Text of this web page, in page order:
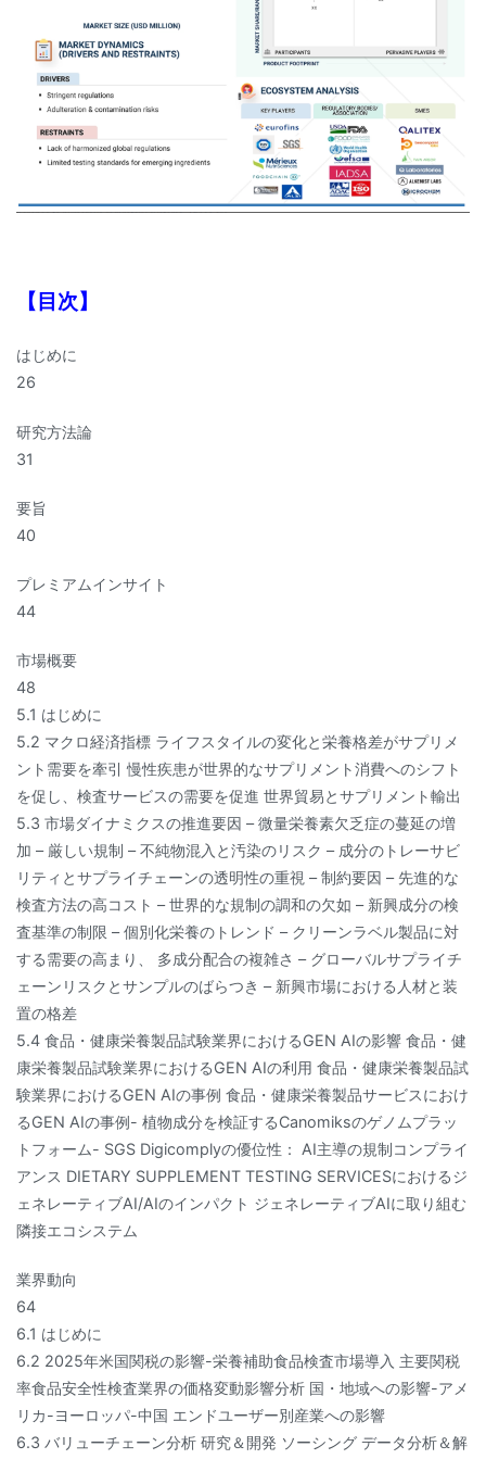
【目次】
はじめに
26
研究方法論
31
要旨
40
プレミアムインサイト
44
市場概要
48
5.1 はじめに
5.2 マクロ経済指標 ライフスタイルの変化と栄養格差がサプリメ
ント需要を牽引 慢性疾患が世界的なサプリメント消費へのシフト
を促し、検査サービスの需要を促進 世界貿易とサプリメント輸出
5.3 市場ダイナミクスの推進要因 – 微量栄養素欠乏症の蔓延の増
加 – 厳しい規制 – 不純物混入と汚染のリスク – 成分のトレーサビ
リティとサプライチェーンの透明性の重視 – 制約要因 – 先進的な
検査方法の高コスト – 世界的な規制の調和の欠如 – 新興成分の検
査基準の制限 – 個別化栄養のトレンド – クリーンラベル製品に対
する需要の高まり、 多成分配合の複雑さ – グローバルサプライチ
ェーンリスクとサンプルのばらつき – 新興市場における人材と装
置の格差
5.4 食品・健康栄養製品試験業界におけるGEN AIの影響 食品・健
康栄養製品試験業界におけるGEN AIの利用 食品・健康栄養製品試
験業界におけるGEN AIの事例 食品・健康栄養製品サービスにおけ
るGEN AIの事例- 植物成分を検証するCanomiksのゲノムプラッ
トフォーム- SGS Digicomplyの優位性： AI主導の規制コンプライ
アンス DIETARY SUPPLEMENT TESTING SERVICESにおけるジ
ェネレーティブAI/AIのインパクト ジェネレーティブAIに取り組む
隣接エコシステム
業界動向
64
6.1 はじめに
6.2 2025年米国関税の影響-栄養補助食品検査市場導入 主要関税
率食品安全性検査業界の価格変動影響分析 国・地域への影響-アメ
リカ-ヨーロッパ-中国 エンドユーザー別産業への影響
6.3 バリューチェーン分析 研究＆開発 ソーシング データ分析＆解